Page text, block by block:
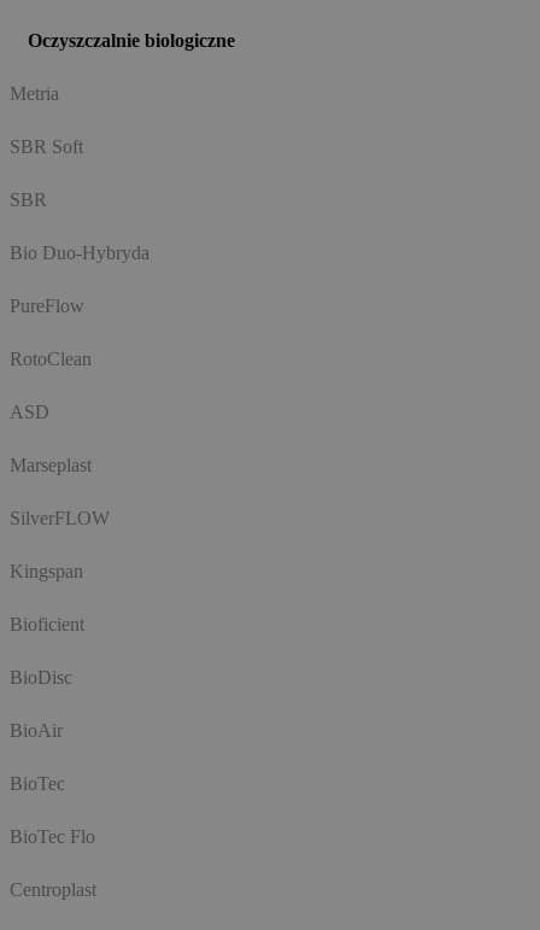
Oczyszczalnie biologiczne
Metria
SBR Soft
SBR
Bio Duo-Hybryda
PureFlow
RotoClean
ASD
Marseplast
SilverFLOW
Kingspan
Bioficient
BioDisc
BioAir
BioTec
BioTec Flo
Centroplast